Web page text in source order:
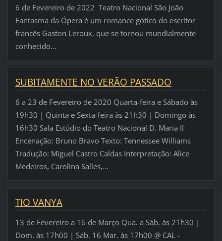
6 de Fevereiro de 2022 Teatro Nacional São João
Fantasma da Ópera é um romance gótico do escritor
francês Gaston Leroux, que se tornou mundialmente
conhecido...
SUBITAMENTE NO VERÃO PASSADO
6 a 23 de Fevereiro de 2020 Quarta-feira e Sábado às
19h30 | Quinta e Sexta-feira às 21h30 | Domingo às
16h30 Sala Estúdio do Teatro Nacional D. Maria II
Encenação: Bruno Bravo Texto: Tennessee Williams
Tradução: Miguel Castro Caldas Interpretação: Alice
Medeiros, Carolina Salles,...
TIO VANYA
13 de Fevereiro a 16 de Março Qua. a Sáb. às 21h30 |
Dom. às 17h00 | Sáb. 16 Mar. às 17h00 @ CAL -